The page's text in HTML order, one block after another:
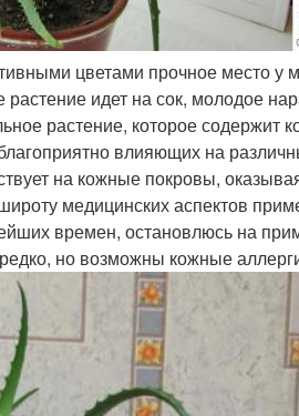
цветами прочное место
идет на сок, молодое
растение, которое содержит
влияющих на
на кожные покровы,
медицинских аспектов
времен, остановлюсь на
но возможны кожные